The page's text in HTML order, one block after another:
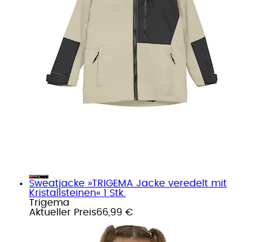
Sweatjacke »TRIGEMA Jacke veredelt mit
Kristallsteinen« 1 Stk.
Trigema
Aktueller Preis66,99 €